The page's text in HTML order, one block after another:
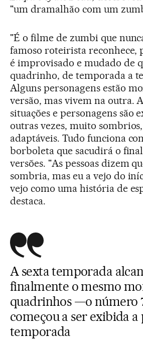
"um dramalhão com um
"É o filme de zumbi que
famoso roteirista reconhece,
é improvisado e mudado de
quadrinho, de temporada a
Alguns personagens estão
versão, mas vivem na outra.
situações e personagens são
outras vezes, muito
adaptáveis. Tudo funciona
borboleta que sacudirá o
versões. "As pessoas dizem
sombria, mas eu a vejo do
vejo como uma história de
destaca.
A sexta temporada
finalmente o mesmo
quadrinhos —o número
começou a ser exibida
temporada